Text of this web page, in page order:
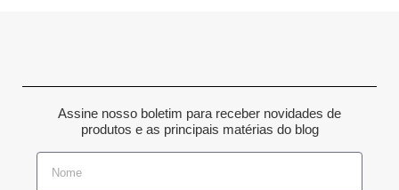
Assine nosso boletim para receber novidades de
produtos e as principais matérias do blog